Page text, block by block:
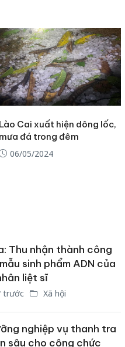
Lào Cai xuất hiện dông lốc,
mưa đá trong đêm
06/05/2024
Thu nhận thành công
sinh phẩm ADN của
liệt sĩ
trước Xã hội
nghiệp vụ thanh tra
sâu cho công chức